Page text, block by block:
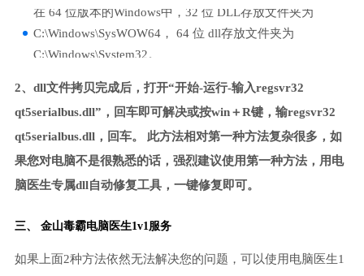
在 64 位版本的Windows中，32 位 DLL存放文件夹为
C:\Windows\SysWOW64， 64 位 dll存放文件夹为
C:\Windows\System32。
2、dll文件拷贝完成后，打开“开始-运行-输入regsvr32
qt5serialbus.dll”，回车即可解决或按win＋R键，输regsvr32
qt5serialbus.dll，回车。 此方法相对第一种方法复杂很多，如
果您对电脑不是很熟悉的话，强烈建议使用第一种方法，用电
脑医生专属dll自动修复工具，一键修复即可。
三、 金山毒霸电脑医生1v1服务
如果上面2种方法依然无法解决您的问题，可以使用电脑医生1